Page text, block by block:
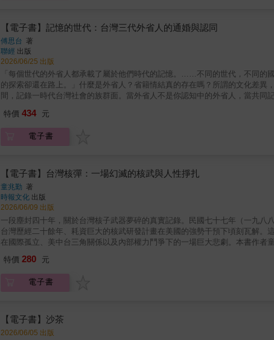
真正多數人的真實，而這其中的記憶落差與斷裂，可能正是造成台灣族群裂
一條需要持續傾聽與對話的漫長道路。▍本書特色★ 外省人出身且有軍人背
自身也感到衝擊的真實。★ 實際田野調查三代外省通婚家庭，時間橫跨百年，
【電子書】記憶的世代：台灣三代外省人的通婚與認同
傅思台 著
聯經 出版
2026/06/25 出版
「每個世代的外省人都承載了屬於他們時代的記憶。……不同的世代，不同的
的探索卻還在路上。」什麼是外省人？省籍情結真的存在嗎？所謂的文化差
間，記錄一時代台灣社會的族群面。當外省人不是你認知中的外省人，當共
關鍵時刻，透過深度訪談三代通婚家庭，記錄個人與家庭記憶如何形塑認同，
們習以為常的「外省人／本省人」二分法，認為差異更多來自遷徙時間，而
真正多數人的真實，而這其中的記憶落差與斷裂，可能正是造成台灣族群裂
一條需要持續傾聽與對話的漫長道路。▍本書特色★ 外省人出身且有軍人背
自身也感到衝擊的真實。★ 實際田野調查三代外省通婚家庭，時間橫跨百年，
特價 434 元
電子書
【電子書】台灣核彈：一場幻滅的核武與人性掙扎
童兆勤 著
時報文化 出版
2026/06/09 出版
一段塵封四十年，關於台灣核子武器夢碎的真實記錄。民國七十七年（一九
台灣歷經二十餘年、耗資巨大的核武研發計畫在美國的強勢干預下頃刻瓦解
在國際孤立、美中台三角關係以及內部權力鬥爭下的一場巨大悲劇。本書作
如何從國防重鎮，淪為高層官僚爭奪權位的工具。●大國的鎖喉： 詳述美國如
線」的人性記述。四十年後作者以日誌為本、回首提筆，不為政治服務，只
在的道理。【必讀推薦】●如果你想知道： 美國如何在那場「沒有前線的戰爭
事鬥爭與心理動機？●如果你想看見： 在地緣政治的棋局裡，台灣曾經擁有的
特價 280 元
電子書
【電子書】沙茶
2026/06/05 出版